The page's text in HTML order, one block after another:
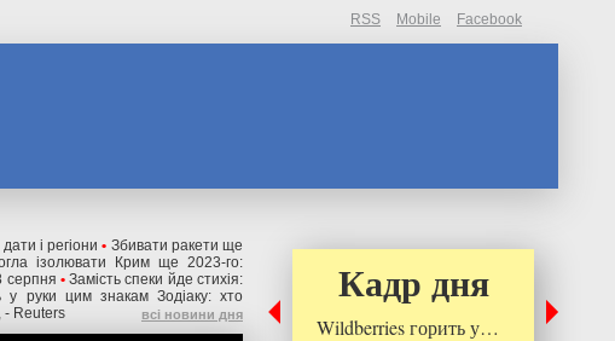
RSS Mobile Facebook
і регіони • Збивати ракети ще
ізолювати Крим ще 2023-го:
серпня • Замість спеки йде стихія:
у руки цим знакам Зодіаку: хто
- Reuters всі новини дня
Кадр дня
Wildberries горить у…